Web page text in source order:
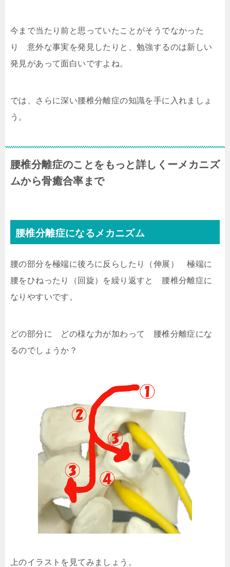
今まで当たり前と思っていたことがそうでなかった
り 意外な事実を発見したりと、勉強するのは新しい
発見があって面白いですよね。
では、さらに深い腰椎分離症の知識を手に入れましょ
う。
腰椎分離症のことをもっと詳しくーメカニズ
ムから骨癒合率まで
腰椎分離症になるメカニズム
腰の部分を極端に後ろに反らしたり（伸展） 極端に
腰をひねったり（回旋）を繰り返すと 腰椎分離症に
なりやすいです。
どの部分に どの様な力が加わって 腰椎分離症にな
るのでしょうか？
上のイラストを見てみましょう。